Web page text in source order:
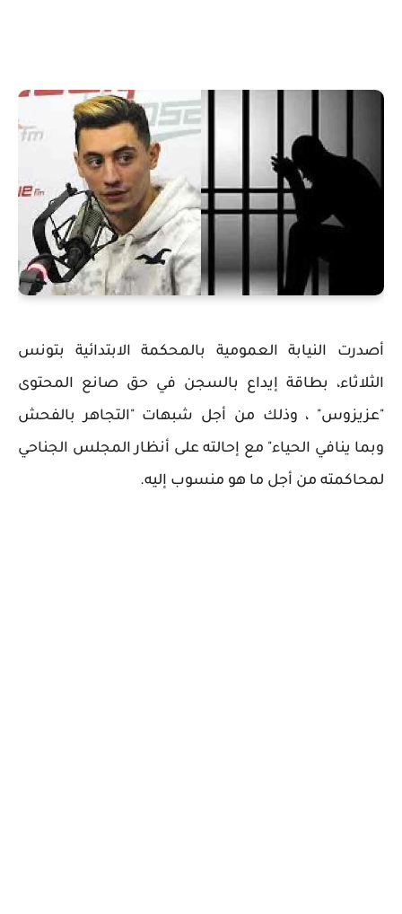
أصدرت النيابة العمومية بالمحكمة الابتدائية بتونس
الثلاثاء، بطاقة إيداع بالسجن في حق صانع المحتوى
"عزيزوس" ، وذلك من أجل شبهات "التجاهر بالفحش
وبما ينافي الحياء" مع إحالته على أنظار المجلس الجناحي
لمحاكمته من أجل ما هو منسوب إليه.